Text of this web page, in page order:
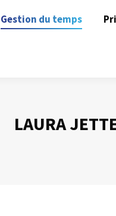
Gestion du temps
LAURA